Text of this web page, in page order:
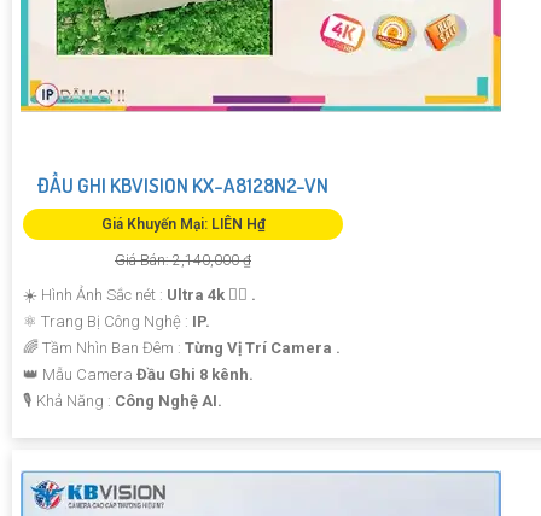
ĐẦU GHI KBVISION KX-A8128N2-VN
Giá Khuyến Mại: LIÊN H₫
Giá Bán: 2,140,000 ₫
☀️ Hình Ảnh Sắc nét : Ultra 4k 👍🏾 .
⚛️ Trang Bị Công Nghệ : IP.
🌈 Tầm Nhìn Ban Đêm : Từng Vị Trí Camera .
👑 Mẫu Camera Đầu Ghi 8 kênh.
️🎙 Khả Năng : Công Nghệ AI.